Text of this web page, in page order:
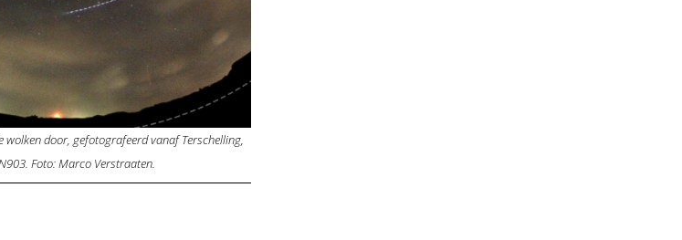
wolken door, gefotografeerd vanaf Terschelling,
Foto: Marco Verstraaten.